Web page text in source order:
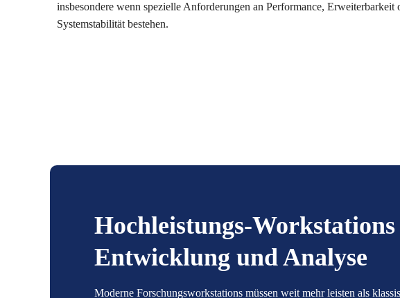
insbesondere wenn spezielle Anforderungen an Performance, Erweiterbarkeit
Systemstabilität bestehen.
Hochleistungs-
Entwicklung und Analyse
Moderne Forschungsworkstations müssen weit mehr leisten als